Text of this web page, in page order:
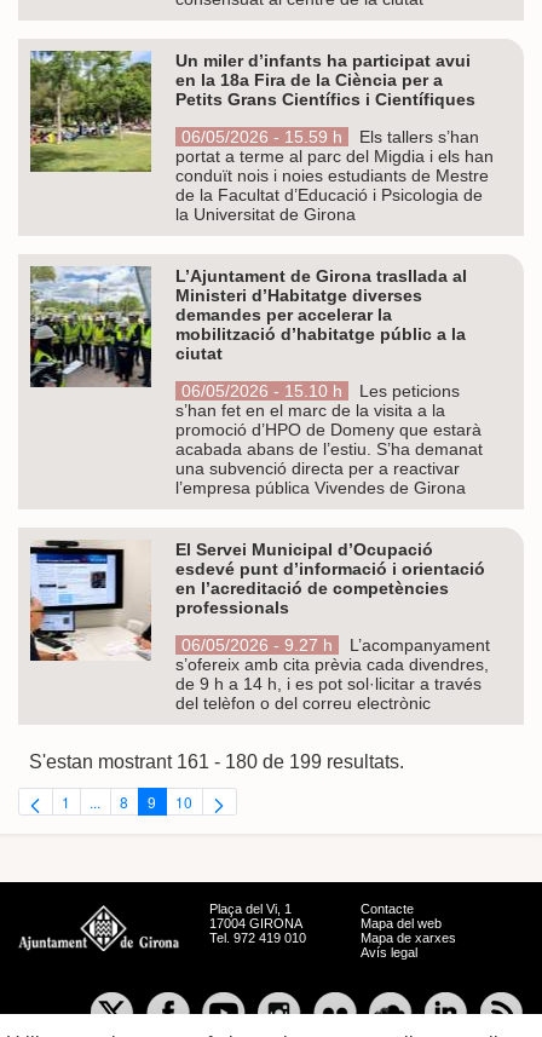
Un miler d’infants ha participat avui
en la 18a Fira de la Ciència per a
Petits Grans Científics i Científiques
06/05/2026 - 15.59 h
Els tallers s’han
portat a terme al parc del Migdia i els han
conduït nois i noies estudiants de Mestre
de la Facultat d’Educació i Psicologia de
la Universitat de Girona
L’Ajuntament de Girona trasllada al
Ministeri d’Habitatge diverses
demandes per accelerar la
mobilització d’habitatge públic a la
ciutat
06/05/2026 - 15.10 h
Les peticions
s’han fet en el marc de la visita a la
promoció d’HPO de Domeny que estarà
acabada abans de l’estiu. S’ha demanat
una subvenció directa per a reactivar
l’empresa pública Vivendes de Girona
El Servei Municipal d’Ocupació
esdevé punt d’informació i orientació
en l’acreditació de competències
professionals
06/05/2026 - 9.27 h
L’acompanyament
s’ofereix amb cita prèvia cada divendres,
de 9 h a 14 h, i es pot sol·licitar a través
del telèfon o del correu electrònic
S'estan mostrant 161 - 180 de 199 resultats.
Pàgina
1 ...Pàgines intermèdies Utilitzeu TAB per navegar.
Pàgina
8 Pàgina
9 Pàgina
10
Plaça del Vi, 1
17004 GIRONA
Tel. 972 419 010
Contacte
Mapa del web
Mapa de xarxes
Avís legal